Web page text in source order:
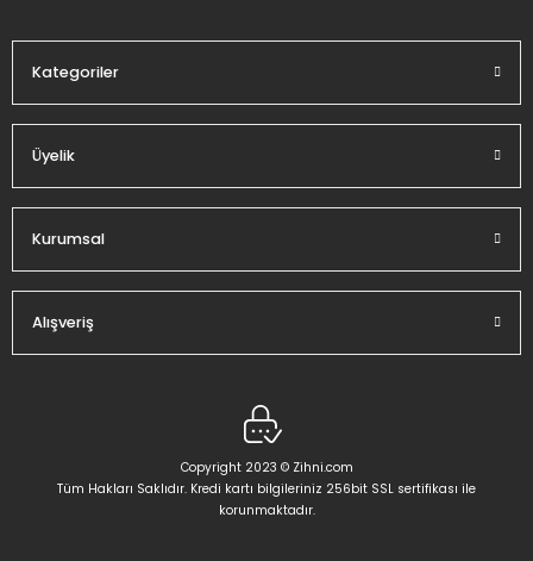
Kategoriler
Üyelik
Kurumsal
Alışveriş
Copyright 2023 © Zihni.com
Tüm Hakları Saklıdır. Kredi kartı bilgileriniz 256bit SSL sertifikası ile
korunmaktadır.